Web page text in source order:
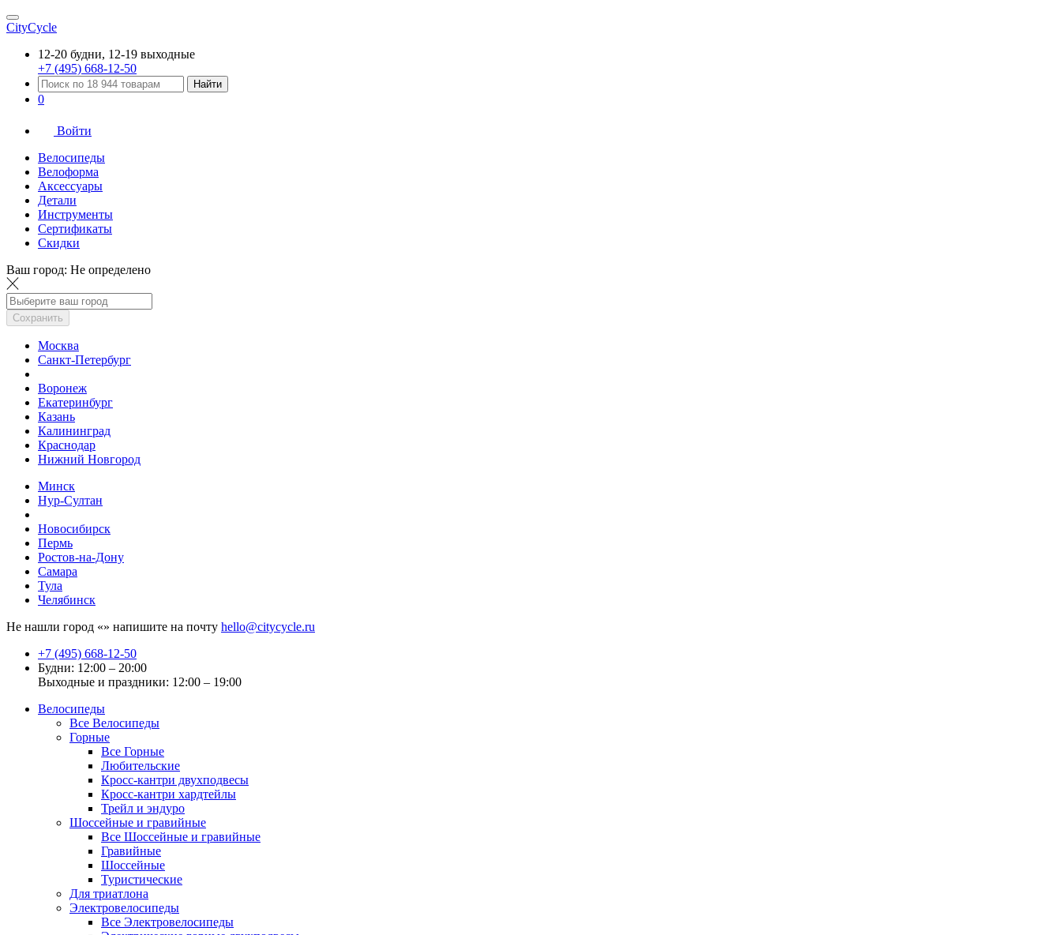
CityCycle
12-20 будни, 12-19 выходные
+7 (495) 668-12-50
Найти
0
Войти
Велосипеды
Велоформа
Аксессуары
Детали
Инструменты
Сертификаты
Скидки
Ваш город: Не определено
Сохранить
Москва
Санкт-Петербург
Воронеж
Екатеринбург
Казань
Калининград
Краснодар
Нижний Новгород
Минск
Нур-Султан
Новосибирск
Пермь
Ростов-на-Дону
Самара
Тула
Челябинск
Не нашли город «» напишите на почту hello@citycycle.ru
+7 (495) 668-12-50
Будни: 12:00 – 20:00
Выходные и праздники: 12:00 – 19:00
Велосипеды
Все Велосипеды
Горные
Все Горные
Любительские
Кросс-кантри двухподвесы
Кросс-кантри хардтейлы
Трейл и эндуро
Шоссейные и гравийные
Все Шоссейные и гравийные
Гравийные
Шоссейные
Туристические
Для триатлона
Электровелосипеды
Все Электровелосипеды